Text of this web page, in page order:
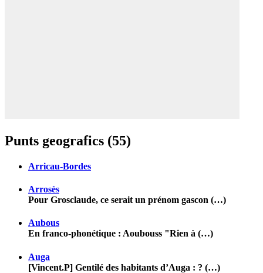
Punts geografics (55)
Arricau-Bordes
Arrosès
Pour Grosclaude, ce serait un prénom gascon (…)
Aubous
En franco-phonétique : Aoubouss "Rien à (…)
Auga
[Vincent.P] Gentilé des habitants d’Auga : ? (…)